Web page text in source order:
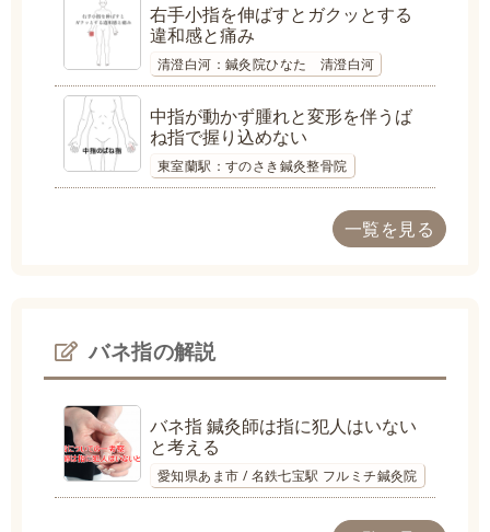
右手小指を伸ばすとガクッとする
違和感と痛み
清澄白河：鍼灸院ひなた 清澄白河
中指が動かず腫れと変形を伴うば
ね指で握り込めない
東室蘭駅：すのさき鍼灸整骨院
一覧を見る
バネ指の解説
バネ指 鍼灸師は指に犯人はいない
と考える
愛知県あま市 / 名鉄七宝駅 フルミチ鍼灸院